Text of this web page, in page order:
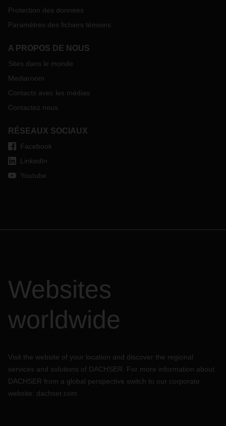
Protection des données
Paramètres des fichiers témoins
A PROPOS DE NOUS
Sites dans le monde
Mediaroom
Contacts avec les médias
Contactez nous
RÉSEAUX SOCIAUX
Facebook
LinkedIn
Youtube
Websites
worldwide
Visit the website of your location and discover the regional
services and solutions of DACHSER. For more information about
DACHSER from a global perspective switch to our corporate
website: dachser.com